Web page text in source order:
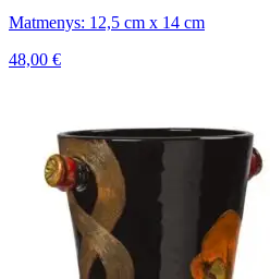
Matmenys: 12,5 cm x 14 cm
48,00 €